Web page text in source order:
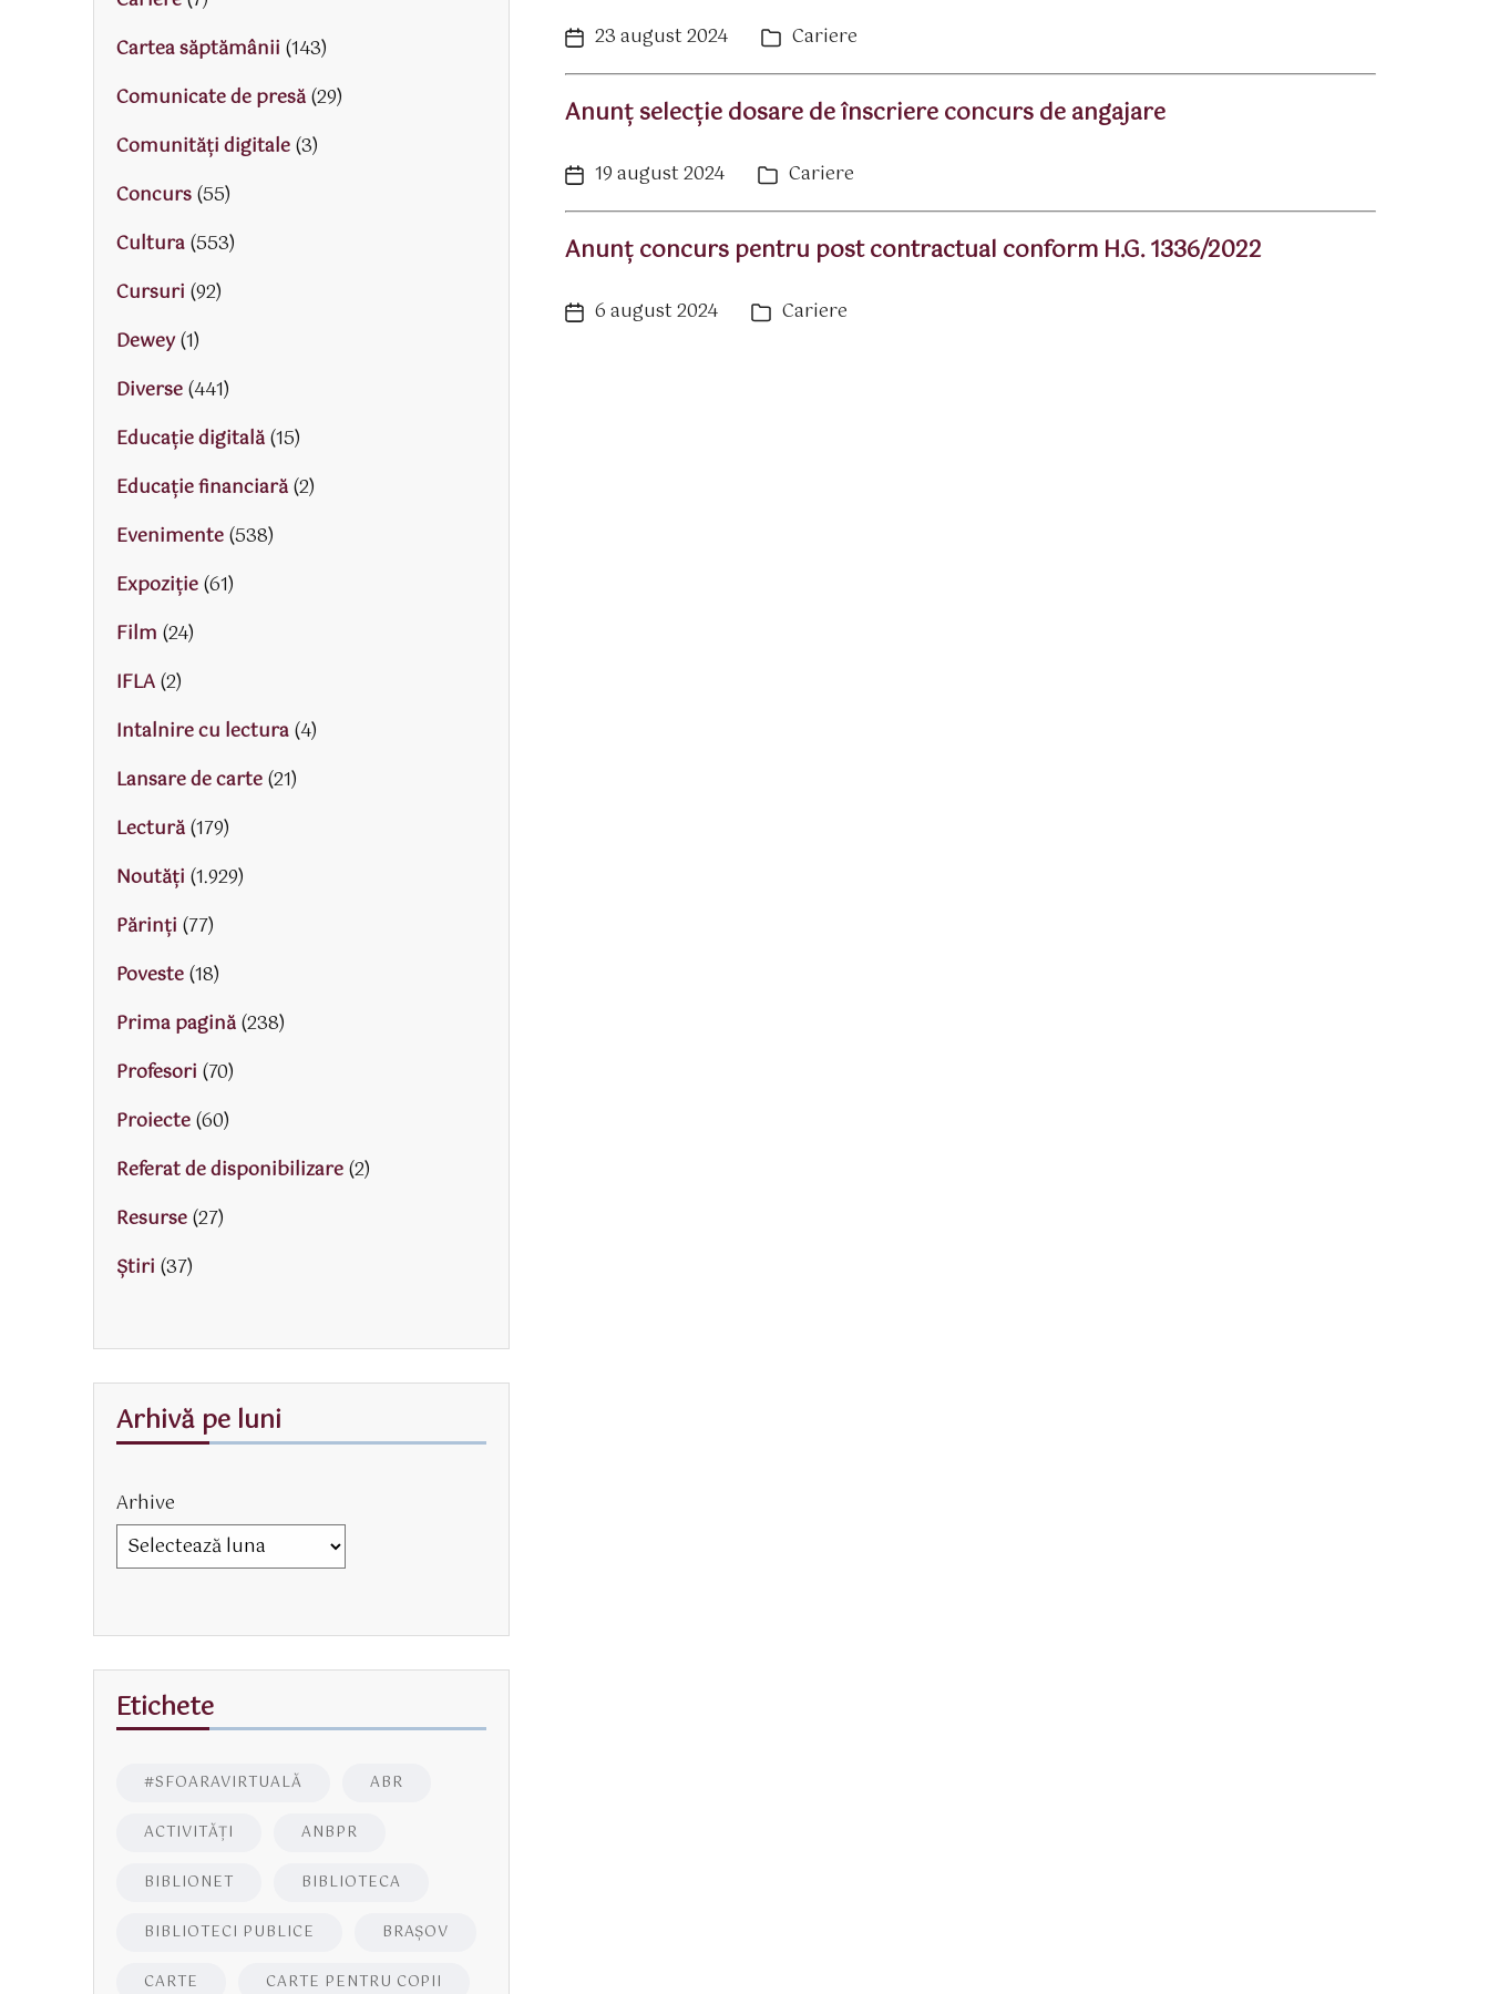
Dată
articol
23 august 2024 Categorii
Cariere
Anunț selecție dosare de înscriere concurs de angajare
Dată
articol
19 august 2024 Categorii
Cariere
Anunț concurs pentru post contractual conform H.G. 1336/2022
Dată6 august 2024 Categorii
Cariere
Cartea săptămânii (143)
Comunicate de presă(29)
Comunități digitale(3)
Concurs(55)
Cultura(553)
Cursuri (92)
Dewey(1)
Diverse(441)
Educaţie digitală(15)
Educaţie financiară(2)
Evenimente(538)
Expoziție(61)
Film (24)
IFLA(2)
Intalnire cu lectura(4)
Lansare de carte(21)
Lectură(179)
Noutăți (1.929)
Părinţi (77)
Poveste(18)
Prima pagină(238)
Profesori (70)
Proiecte(60)
Referat de disponibilizare(2)
Resurse(27)
Știri (37)
Arhivă pe luni
Arhive
Etichete
#SFOARAVIRTUALĂ ABR
ACTIVITĂŢI ANBPR
BIBLIONET BIBLIOTECA
BIBLIOTECI PUBLICE BRAŞOV
CARTE CARTE PENTRU COPII